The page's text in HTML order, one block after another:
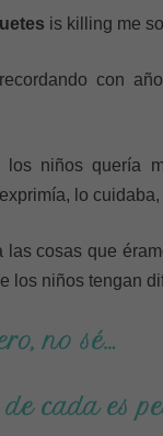
is killing me
con
los niños quería
lo
cosas que
los niños tengan
no sé…
cada es